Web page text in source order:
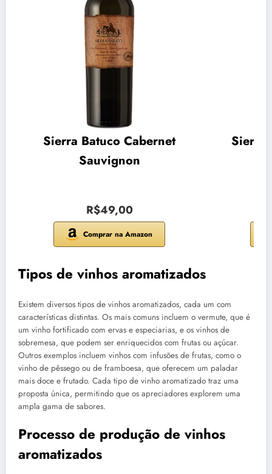
Sierra Batuco Cabernet
Sauvignon
R$49,00
Comprar na Amazon
Sierra
Tipos de vinhos aromatizados
Existem diversos tipos de vinhos aromatizados, cada um com
características distintas. Os mais comuns incluem o vermute, que é
um vinho fortificado com ervas e especiarias, e os vinhos de
sobremesa, que podem ser enriquecidos com frutas ou açúcar.
Outros exemplos incluem vinhos com infusões de frutas, como o
vinho de pêssego ou de framboesa, que oferecem um paladar
mais doce e frutado. Cada tipo de vinho aromatizado traz uma
proposta única, permitindo que os apreciadores explorem uma
ampla gama de sabores.
Processo de produção de vinhos
aromatizados